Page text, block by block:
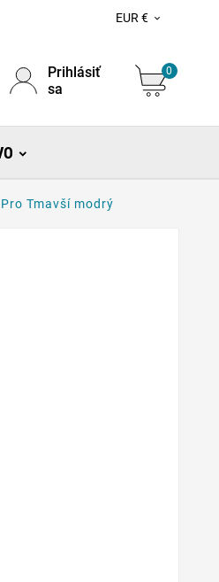
EUR € 
Prihlásiť
sa
0
Tmavší modrý